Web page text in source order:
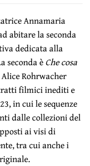
Annamaria
abitare la seconda
dedicata alla
seconda èChe cosa
Rohrwacher
filmici inediti e
in cui le sequenze
dalle collezioni del
ai visi di
tra cui anche i